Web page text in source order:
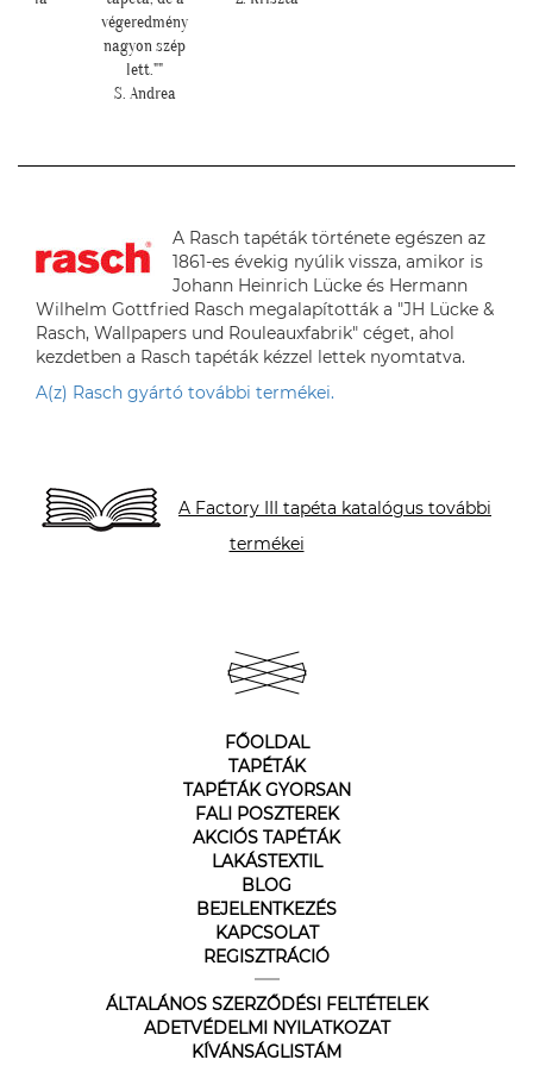
végeredmény
nagyon szép
lett.""
S. Andrea
A Rasch tapéták története egészen az
1861-es évekig nyúlik vissza, amikor is
Johann Heinrich Lücke és Hermann
Wilhelm Gottfried Rasch megalapították a "JH Lücke &
Rasch, Wallpapers und Rouleauxfabrik" céget, ahol
kezdetben a Rasch tapéták kézzel lettek nyomtatva.
A(z) Rasch gyártó további termékei.
A Factory III tapéta katalógus további
termékei
FŐOLDAL
TAPÉTÁK
TAPÉTÁK GYORSAN
FALI POSZTEREK
AKCIÓS TAPÉTÁK
LAKÁSTEXTIL
BLOG
BEJELENTKEZÉS
KAPCSOLAT
REGISZTRÁCIÓ
ÁLTALÁNOS SZERZŐDÉSI FELTÉTELEK
ADETVÉDELMI NYILATKOZAT
KÍVÁNSÁGLISTÁM